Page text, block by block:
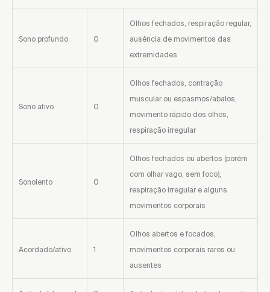
Sono profundo 0
Olhos fechados, respiração regular,
ausência de movimentos das
extremidades
Sono ativo 0
Olhos fechados, contração
muscular ou espasmos/abalos,
movimento rápido dos olhos,
respiração irregular
Sonolento 0
Olhos fechados ou abertos (porém
com olhar vago, sem foco),
respiração irregular e alguns
movimentos corporais
Acordado/ativo 1
Olhos abertos e focados,
movimentos corporais raros ou
ausentes